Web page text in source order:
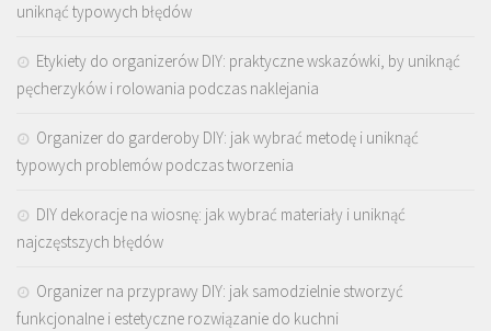
uniknąć typowych błędów
Etykiety do organizerów DIY: praktyczne wskazówki, by uniknąć
pęcherzyków i rolowania podczas naklejania
Organizer do garderoby DIY: jak wybrać metodę i uniknąć
typowych problemów podczas tworzenia
DIY dekoracje na wiosnę: jak wybrać materiały i uniknąć
najczęstszych błędów
Organizer na przyprawy DIY: jak samodzielnie stworzyć
funkcjonalne i estetyczne rozwiązanie do kuchni